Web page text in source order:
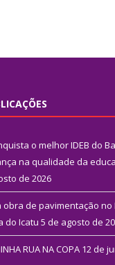
o melhor IDEB do
na qualidade da
de 2026
de pavimentação no
do Icatu 5 de agosto de
RUA NA COPA 12 de